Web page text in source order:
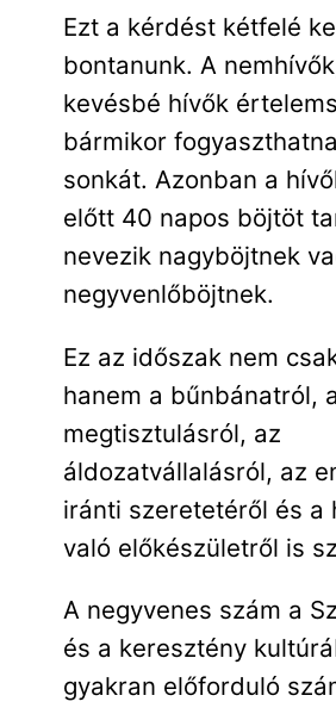
Ezt a kérdést kétfelé
bontanunk. A
kevésbé hívők
bármikor
sonkát. Azonban a
előtt 40 napos böjtöt
nevezik nagyböjtnek
negyvenlőböjtnek.
Ez az időszak nem
hanem a bűnbánatról, a
megtisztulásról, az
áldozatvállalásról, az
iránti szeretetéről és a
való előkészületről is
A negyvenes szám a
és a keresztény
gyakran előforduló